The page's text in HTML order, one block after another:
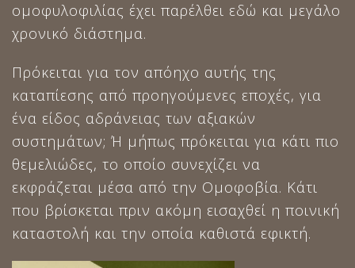
ομοφυλοφιλίας έχει παρέλθει εδώ και μεγάλο
χρονικό διάστημα.
Πρόκειται για τον απόηχο αυτής της
καταπίεσης από προηγούμενες εποχές, για
ένα είδος αδράνειας των αξιακών
συστημάτων; Ή μήπως πρόκειται για κάτι πιο
θεμελιώδες, το οποίο συνεχίζει να
εκφράζεται μέσα από την Ομοφοβία. Κάτι
που βρίσκεται πριν ακόμη εισαχθεί η ποινική
καταστολή και την οποία καθιστά εφικτή.